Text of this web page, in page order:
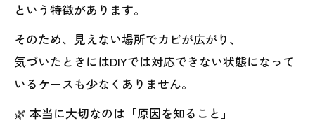
という特徴があります。
そのため、見えない場所でカビが広がり、
気づいたときにはDIYでは対応できない状態になって
いるケースも少なくありません。
🌿 本当に大切なのは「原因を知ること」